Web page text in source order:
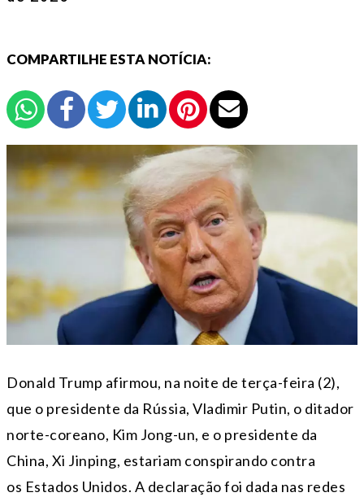
COMPARTILHE ESTA NOTÍCIA:
Donald Trump afirmou, na noite de terça-feira (2),
que o presidente da Rússia, Vladimir Putin, o ditador
norte-coreano, Kim Jong-un, e o presidente da
China, Xi Jinping, estariam conspirando contra
os Estados Unidos. A declaração foi dada nas redes